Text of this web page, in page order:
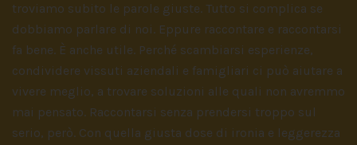
troviamo subito le parole giuste. Tutto si complica se
dobbiamo parlare di noi. Eppure raccontare e raccontarsi
fa bene. È anche utile. Perché scambiarsi esperienze,
condividere vissuti aziendali e famigliari ci può aiutare a
vivere meglio, a trovare soluzioni alle quali non avremmo
mai pensato. Raccontarsi senza prendersi troppo sul
serio, però. Con quella giusta dose di ironia e leggerezza